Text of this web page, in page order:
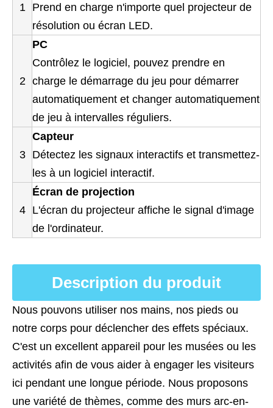
1
Prend en charge n'importe quel projecteur de
résolution ou écran LED.
2
PC
Contrôlez le logiciel, pouvez prendre en
charge le démarrage du jeu pour démarrer
automatiquement et changer automatiquement
de jeu à intervalles réguliers.
3
Capteur
Détectez les signaux interactifs et transmettez-
les à un logiciel interactif.
4
Écran de projection
L'écran du projecteur affiche le signal d'image
de l'ordinateur.
Description du produit
Nous pouvons utiliser nos mains, nos pieds ou
notre corps pour déclencher des effets spéciaux.
C'est un excellent appareil pour les musées ou les
activités afin de vous aider à engager les visiteurs
ici pendant une longue période. Nous proposons
une variété de thèmes, comme des murs arc-en-